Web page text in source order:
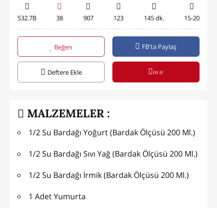
532.7B 38 907 123 145 dk. 15-20
Beğen FB'ta Paylaş
Deftere Ekle in it
MALZEMELER :
1/2 Su Bardağı Yoğurt (Bardak Ölçüsü 200 Ml.)
1/2 Su Bardağı Sıvı Yağ (Bardak Ölçüsü 200 Ml.)
1/2 Su Bardağı İrmik (Bardak Ölçüsü 200 Ml.)
1 Adet Yumurta